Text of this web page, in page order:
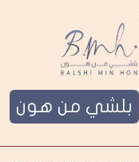
بلشي من هون